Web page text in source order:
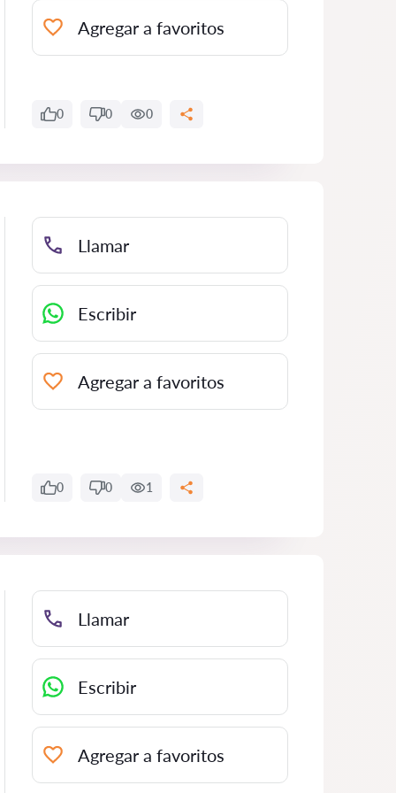
Agregar a favoritos
0 0 0
Llamar
Escribir
Agregar a favoritos
0 0 1
Llamar
Escribir
Agregar a favoritos